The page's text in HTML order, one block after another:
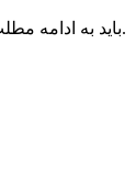
جهت دانلود این طرح کاملا لایه باز بکگراند مناسب برای طراحی کارت پستال عاشقانه و پروژه آتلیه عکس جوانان با فرمت psd باید به ادامه مطلب این پست مراجعه کنید.